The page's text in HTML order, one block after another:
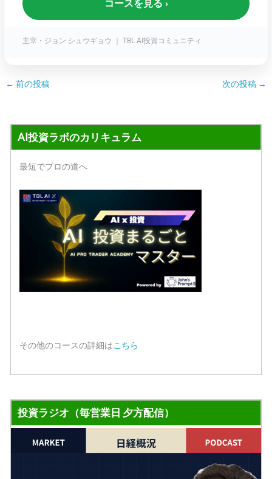
コースを見る ›
主宰・ジョン シュウギョウ ｜ TBL AI投資コミュニティ
← 前の投稿 次の投稿 →
AI投資ラボのカリキュラム
最短でプロの道へ
その他のコースの詳細はこちら
投資ラジオ（毎営業日 夕方配信）